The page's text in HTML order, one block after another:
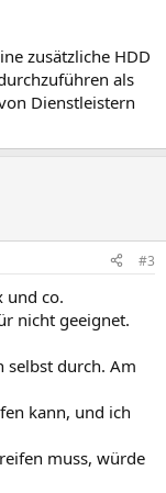
zusätzliche HDD
als
Dienstleistern
#3
und co.
nicht geeignet.
selbst durch. Am
kann, und ich
muss, würde